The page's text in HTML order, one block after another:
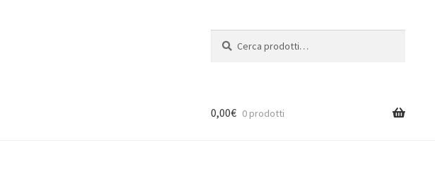
0,00€ 0 prodotti